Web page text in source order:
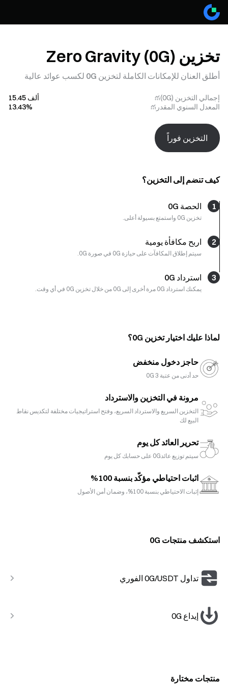
تخزين Zero Gravity (0G)
أطلق العنان للإمكانات الكاملة لتخزين 0G لكسب عوائد عالية
إجمالي التخزين (0G)
ألف 15.45
المعدل السنوي المقدر
⁩%‏13.43⁦
التخزين فوراً
كيف تنضم إلى التخزين؟
1 الحصة 0G
تخزين 0G واستمتع بسيولة أعلى.
2 اربح مكافأة يومية
سيتم إطلاق المكافآت على حيازة 0G في صورة 0G.
3 استرداد 0G
يمكنك استرداد 0G مرة أخرى إلى 0G من خلال تخزين 0G في أي وقت.
لماذا عليك اختيار تخزين 0G؟
حاجز دخول منخفض
حد أدنى من عتبة 3 0G
مرونة في التخزين والاسترداد
التخزين السريع والاسترداد السريع، وفتح استراتيجيات مختلفة لتكديس نقاط
البيع لك
تحرير العائد كل يوم
سيتم توزيع عائد0G على حسابك كل يوم
اثبات احتياطي مؤكّد بنسبة 100%
إثبات الاحتياطي بنسبة 100%، وضمان أمن الأصول
استكشف منتجات 0G
تداول 0G/USDT الفوري
إيداع 0G
منتجات مختارة